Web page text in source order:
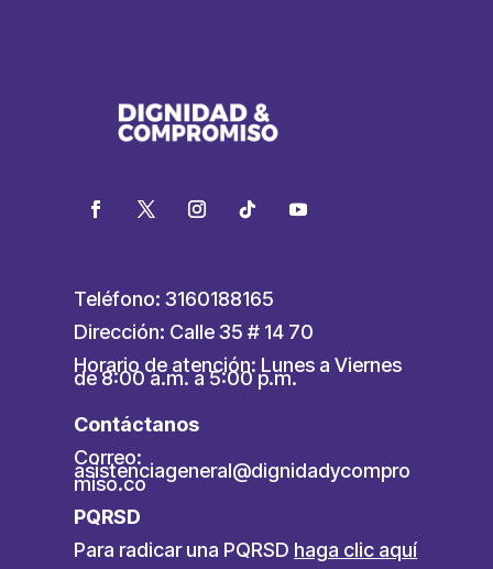
Teléfono: 3160188165
Dirección: Calle 35 # 14 70
Horario de atención: Lunes a Viernes
de 8:00 a.m. a 5:00 p.m.
Contáctanos
Correo:
asistenciageneral@dignidadycompro
miso.co
PQRSD
Para radicar una PQRSD haga clic aquí